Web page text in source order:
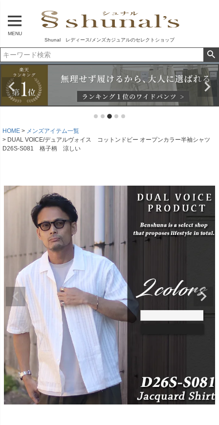
MENU
Shunal レディース/メンズカジュアルのセレクトショップ
HOME
メンズアイテム一覧
DUAL VOICE/デュアルヴォイス コットンドビー オープンカラー半袖シャツ
D26S-S081 格子柄 涼しい